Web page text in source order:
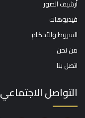
أرشيف الصور
فيديوهات
الشروط والأحكام
من نحن
اتصل بنا
التواصل الاجتماعي